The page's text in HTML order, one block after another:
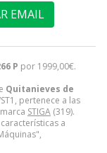
P por 1999,00€.
Quitanieves de
pertenece a las
STIGA (319).
a
EMAIL